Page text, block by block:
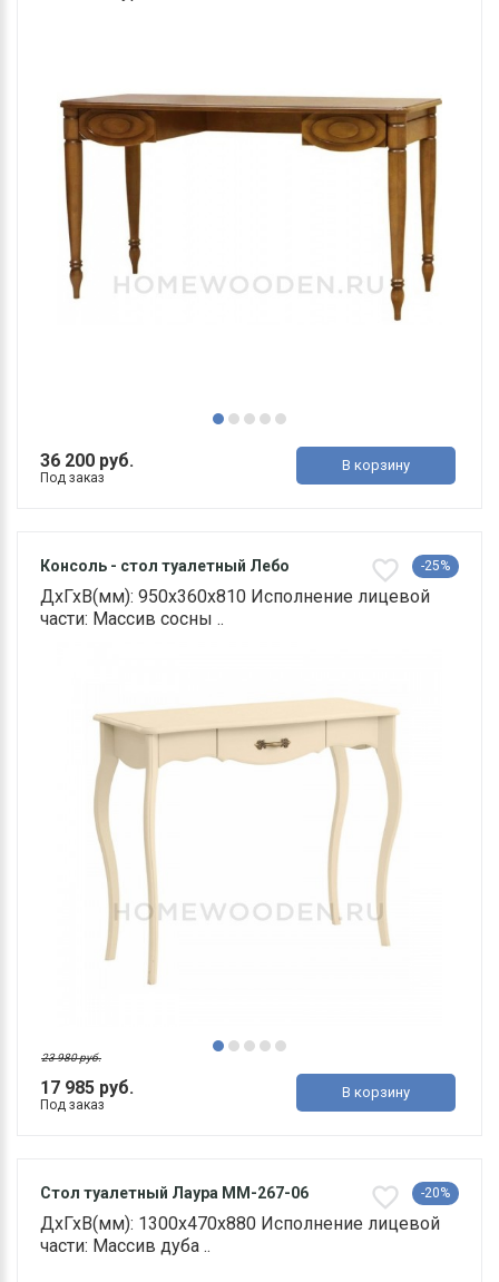
36 200 руб.
Под заказ
В корзину
Консоль - стол туалетный Лебо -25%
ДхГхВ(мм): 950х360х810 Исполнение лицевой
части: Массив сосны ..
17 985 руб.
23 980 руб.
Под заказ
В корзину
Стол туалетный Лаура ММ-267-06 -20%
ДхГхВ(мм): 1300х470х880 Исполнение лицевой
части: Массив дуба ..